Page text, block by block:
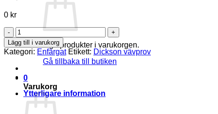
Inga produkter i varukorgen.
Gå tillbaka till butiken
0
Varukorg
0 kr
u235
mängd
Lägg till i varukorg
Kategori: Enfärgat Etikett: Dickson vävprov
Ytterligare information